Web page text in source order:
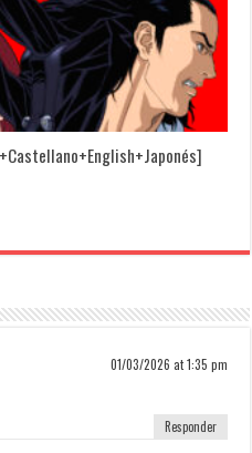
01/03/2026 at 1:35 pm
Responder